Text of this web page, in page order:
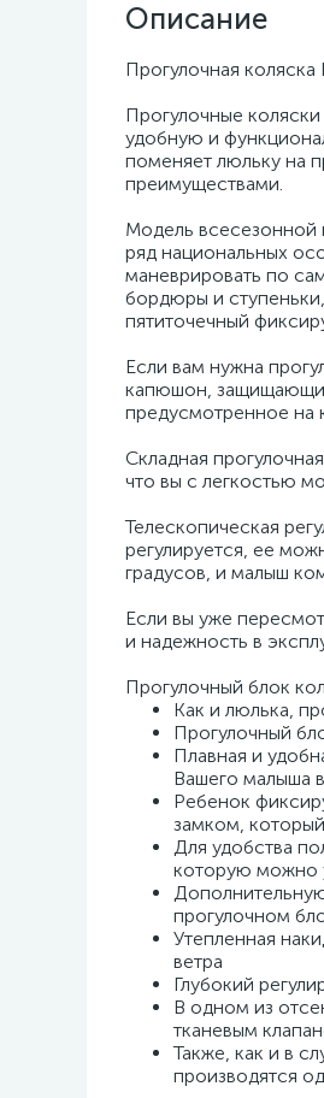
Описание
Прогулочная коляска
Прогулочные
удобную и
поменяет люльку на
преимуществами.
Модель всесезонной
ряд национальных
маневрировать по
бордюры и
пятиточечный
Если вам нужна
капюшон,
предусмотренное на
Складная
что вы с легкостью
Телескопическая
регулируется, ее
градусов, и малыш
Если вы уже
и надежность в
Прогулочный блок
Как и люлька,
Прогулочный
Плавная и
Вашего малыша
Ребенок
замком,
Для удобства
которую можно
прогулочном
Утепленная
ветра
Глубокий
В одном из
тканевым
Также, как и в
производятся